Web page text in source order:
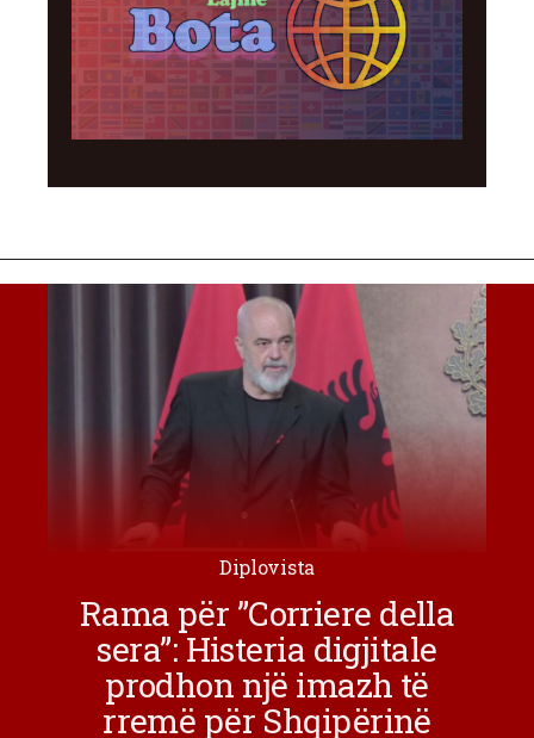
Diplovista
Rama për ”Corriere della
sera”: Histeria digjitale
prodhon një imazh të
rremë për Shqipërinë